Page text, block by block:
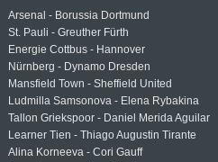
Arsenal - Borussia Dortmund
St. Pauli - Greuther Fürth
Energie Cottbus - Hannover
Nürnberg - Dynamo Dresden
Mansfield Town - Sheffield United
Ludmilla Samsonova - Elena Rybakina
Tallon Griekspoor - Daniel Merida Aguilar
Learner Tien - Thiago Augustin Tirante
Alina Korneeva - Cori Gauff